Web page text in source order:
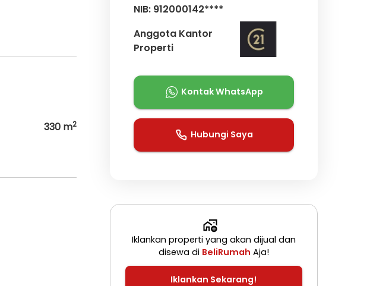
330 m2
NIB: 912000142****
Anggota Kantor
Properti
Kontak WhatsApp
Hubungi Saya
Iklankan properti yang akan dijual dan
disewa di BeliRumah Aja!
Iklankan Sekarang!